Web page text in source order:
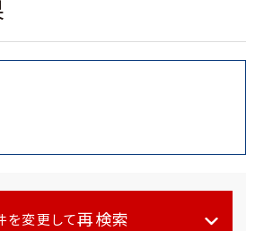
を変更して 再検索